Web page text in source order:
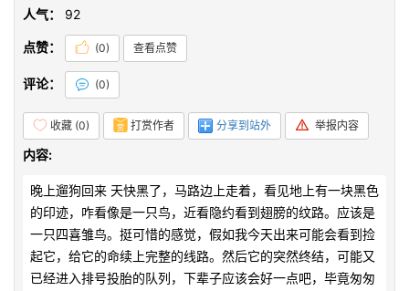
人气：
92
点赞： (0) 查看点赞
评论： (0)
收藏 (0) 打赏作者 分享到站外 举报内容
内容:
晚上遛狗回来 天快黑了，马路边上走着，看见地上有一块黑色
的印迹，咋看像是一只鸟，近看隐约看到翅膀的纹路。应该是
一只四喜雏鸟。挺可惜的感觉，假如我今天出来可能会看到捡
起它，给它的命续上完整的线路。然后它的突然终结，可能又
已经进入排号投胎的队列，下辈子应该会好一点吧，毕竟匆匆